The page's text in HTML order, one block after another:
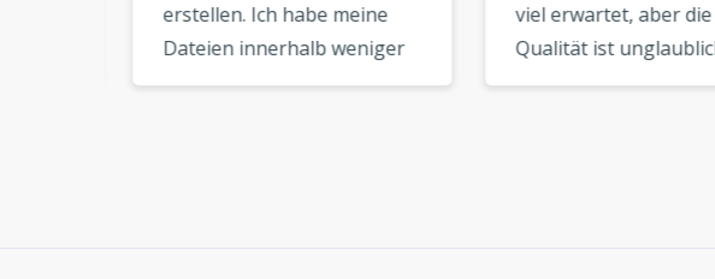
erstellen. Ich habe meine
Dateien innerhalb weniger
Minuten heruntergeladen
viel erwartet, aber die
Qualität ist unglaublich.
Mein Logo sieht aus, als